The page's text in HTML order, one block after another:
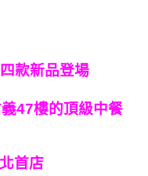
款新品登場
47樓的頂級中餐
首店